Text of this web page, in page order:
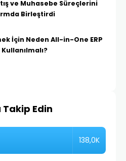
ve Muhasebe Süreçlerini
Birleştirdi
İçin Neden All-in-One ERP
Edin
138,0K